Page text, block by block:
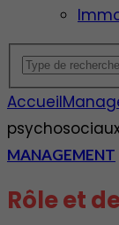
Accueil
MANAGEMENT
Rôle et